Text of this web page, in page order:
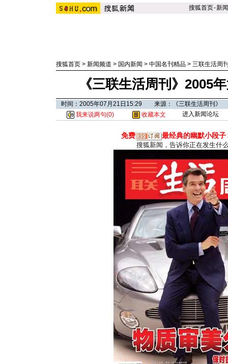
搜狐首页-新闻
搜狐首页 > 新闻频道 > 国内新闻 > 中国名刊精品 > 三联生活周
《三联生活周刊》2005
时间：2005年07月21日15:29 来源：《三联生活周刊》
我来说两句(0) 收藏本文 进入新闻论坛
免费 最经典的幽默小段子
搜狐新闻，告诉你正在发生什